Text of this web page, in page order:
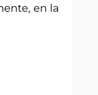
en la